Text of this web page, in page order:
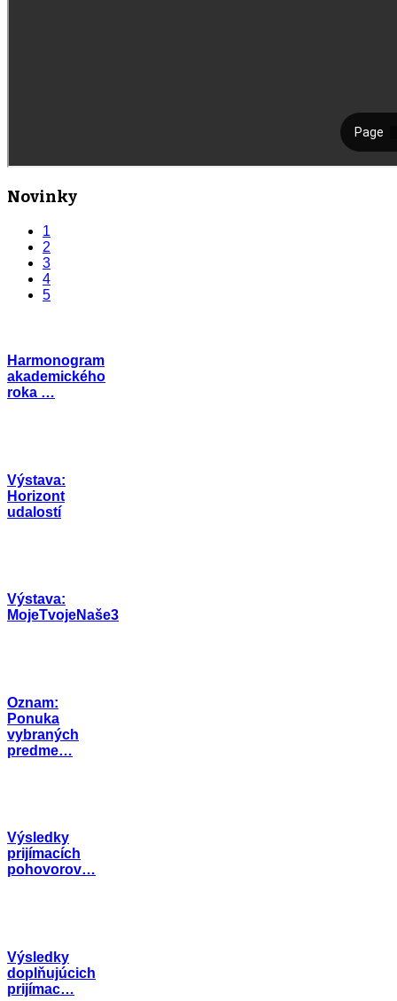
Novinky
1
2
3
4
5
Harmonogram
akademického
roka …
Výstava:
Horizont
udalostí
Výstava:
MojeTvojeNaše3
Oznam:
Ponuka
vybraných
predme…
Výsledky
prijímacích
pohovorov…
Výsledky
doplňujúcich
prijímac…